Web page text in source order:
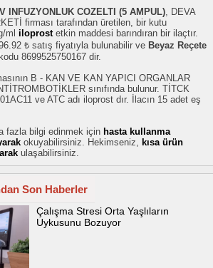
INFUZYONLUK COZELTI (5 AMPUL), DEVA
firması tarafından üretilen, bir kutu
ml iloprostetkin maddesi barındıran bir ilaçtır.
₺ satış fiyatıyla bulunabilir ve Beyaz Reçete
8699525750167 dir.
B - KAN VE KAN YAPICI ORGANLAR
sınıfında bulunur. TİTCK
ve ATC adı iloprost dır. İlacın 15 adet eş
fazla bilgi edinmek için hasta kullanma
okuyabilirsiniz. Hekimseniz, kısa ürün
ulaşabilirsiniz.
Son Haberler
Çalışma Stresi Orta Yaşlıların
Uykusunu Bozuyor